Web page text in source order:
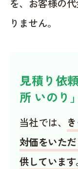
を、お客様の
りません。
見積り依
所 いのり
当社では、
対価をいた
供しています